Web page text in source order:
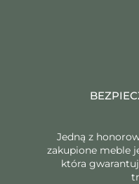
Jedną z
zakupione meble
która